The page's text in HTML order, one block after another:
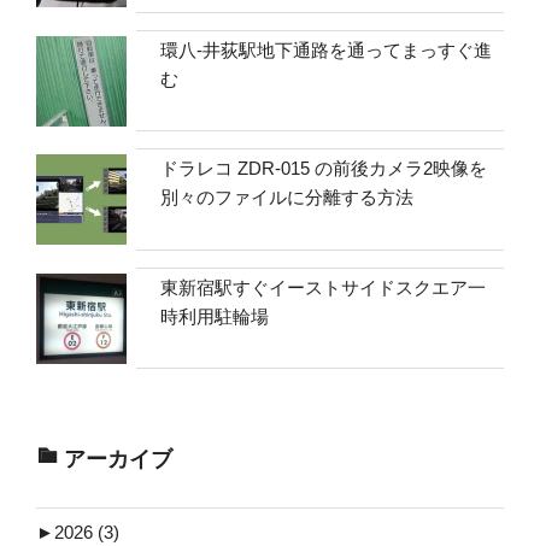
環八-井荻駅地下通路を通ってまっすぐ進
む
ドラレコ ZDR-015 の前後カメラ2映像を
別々のファイルに分離する方法
東新宿駅すぐイーストサイドスクエア一
時利用駐輪場
アーカイブ
► 2026 (3)